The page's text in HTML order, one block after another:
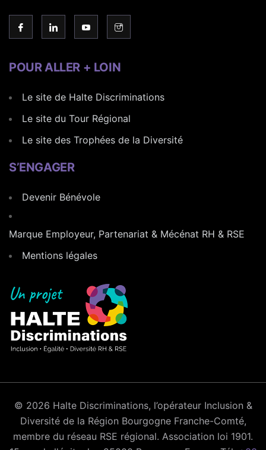
POUR ALLER + LOIN
Le site de Halte Discriminations
Le site du Tour Régional
Le site des Trophées de la Diversité
S’ENGAGER
Devenir Bénévole
Marque Employeur, Partenariat & Mécénat RH & RSE
Mentions légales
© 2026 Halte Discriminations, l’opérateur Inclusion &
Diversité de la Région Bourgogne Franche-Comté,
membre du réseau RSE régional. Association loi 1901.